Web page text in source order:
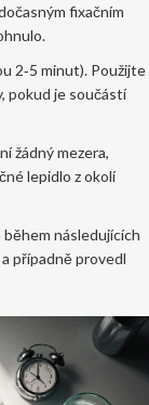
fixačním
2‑5 minut). Použijte
pokud je součástí
žádný mezera,
lepidlo z okolí
během následujících
případně provedl